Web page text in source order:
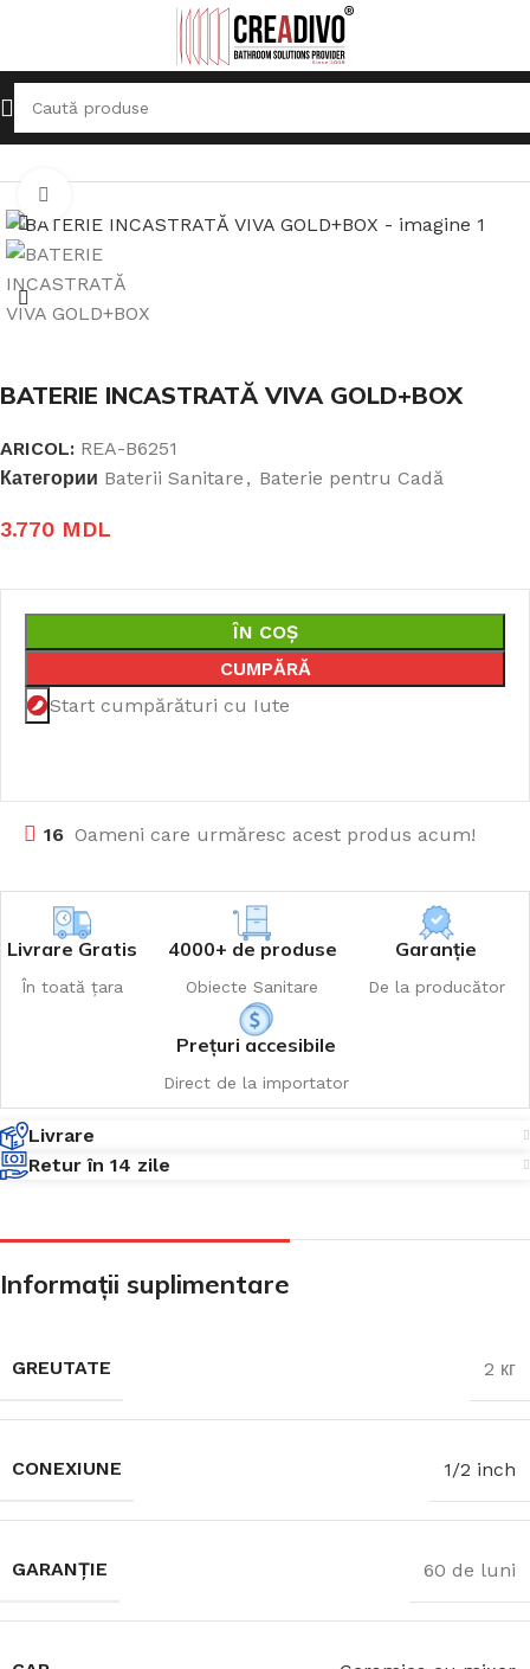
Prima pagină Baterii Sanitare Baterie pentru Cadă
BATERIE INCASTRATĂ VIVA GOLD+BOX
ARICOL: REA-B6251
Категории Baterii Sanitare , Baterie pentru Cadă
3.770 MDL
ÎN COȘ
CUMPĂRĂ
Start cumpărături cu Iute
16 Oameni care urmăresc acest produs acum!
Livrare Gratis
În toată țara
4000+ de produse
Obiecte Sanitare
Garanție
De la producător
Prețuri accesibile
Direct de la importator
Livrare
Retur în 14 zile
Informații suplimentare
GREUTATE 2 кг
CONEXIUNE 1/2 inch
GARANȚIE 60 de luni